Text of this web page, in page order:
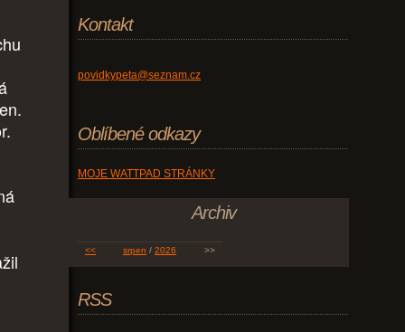
Kontakt
povidkypeta@seznam.cz
Oblíbené odkazy
MOJE WATTPAD STRÁNKY
Archiv
<< srpen / 2026 >>
RSS